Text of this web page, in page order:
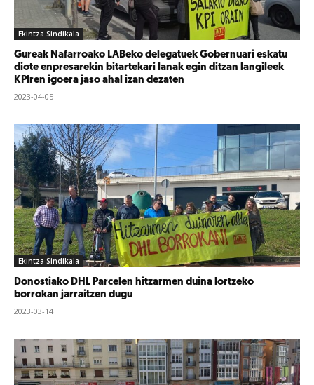
Ekintza Sindikala
Gureak Nafarroako LABeko delegatuek Gobernuari eskatu
diote enpresarekin bitartekari lanak egin ditzan langileek
KPIren igoera jaso ahal izan dezaten
2023-04-05
Ekintza Sindikala
Donostiako DHL Parcelen hitzarmen duina lortzeko
borrokan jarraitzen dugu
2023-03-14